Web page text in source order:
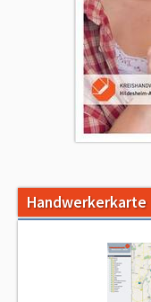
Handwerkerkarte